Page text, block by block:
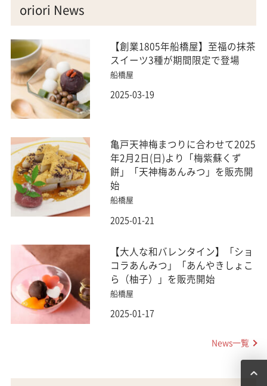
oriori News
【創業1805年船橋屋】至福の抹茶
スイーツ3種が期間限定で登場
船橋屋
2025-03-19
亀戸天神梅まつりに合わせて2025
年2月2日(日)より「梅紫蘇くず
餅」「天神梅あんみつ」を販売開
始
船橋屋
2025-01-21
【大人な和バレンタイン】「ショ
コラあんみつ」「あんやきしょこ
ら（柚子）」を販売開始
船橋屋
2025-01-17
News一覧